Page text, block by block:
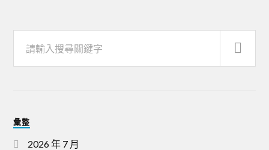
彙整
2026 年 7 月